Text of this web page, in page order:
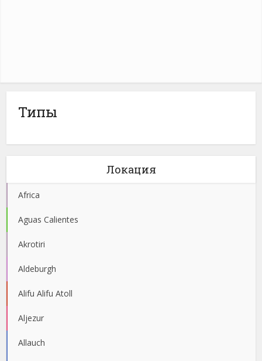
Типы
Локация
Africa
Aguas Calientes
Akrotiri
Aldeburgh
Alifu Alifu Atoll
Aljezur
Allauch